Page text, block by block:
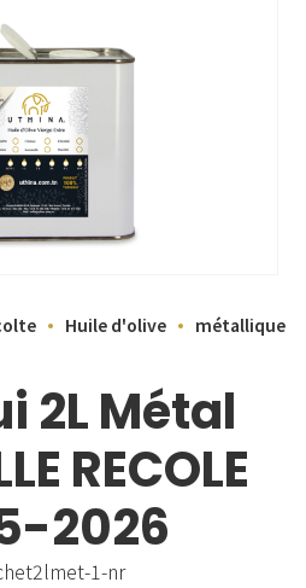
Huile d'olive métallique
2L Métal
RECOLE
2026
1-nr